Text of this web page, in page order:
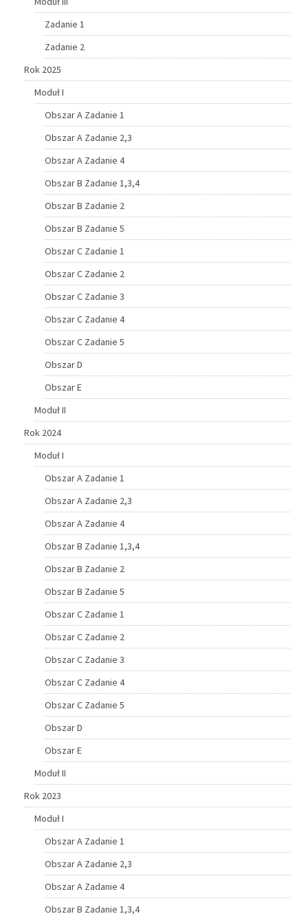
Zadanie 1
Zadanie 2
Rok 2025
Moduł I
Obszar A Zadanie 1
Obszar A Zadanie 2,3
Obszar A Zadanie 4
Obszar B Zadanie 1,3,4
Obszar B Zadanie 2
Obszar B Zadanie 5
Obszar C Zadanie 1
Obszar C Zadanie 2
Obszar C Zadanie 3
Obszar C Zadanie 4
Obszar C Zadanie 5
Obszar D
Obszar E
Moduł II
Rok 2024
Moduł I
Obszar A Zadanie 1
Obszar A Zadanie 2,3
Obszar A Zadanie 4
Obszar B Zadanie 1,3,4
Obszar B Zadanie 2
Obszar B Zadanie 5
Obszar C Zadanie 1
Obszar C Zadanie 2
Obszar C Zadanie 3
Obszar C Zadanie 4
Obszar C Zadanie 5
Obszar D
Obszar E
Moduł II
Rok 2023
Moduł I
Obszar A Zadanie 1
Obszar A Zadanie 2,3
Obszar A Zadanie 4
Obszar B Zadanie 1,3,4